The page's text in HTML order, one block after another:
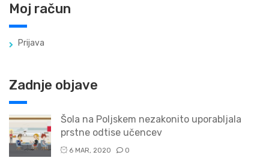
Moj račun
Prijava
Zadnje objave
Šola na Poljskem nezakonito uporabljala
prstne odtise učencev
6 MAR, 2020 0